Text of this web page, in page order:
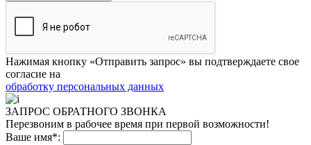
Нажимая кнопку «Отправить запрос» вы подтверждаете свое
согласие на
обработку персональных данных
ЗАПРОС ОБРАТНОГО ЗВОНКА
Перезвоним в рабочее время при первой возможности!
Ваше имя*: